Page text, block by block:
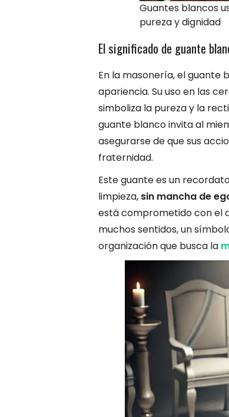
Guantes blancos
pureza y dignidad
El significado de guante
En la masonería, el guante
apariencia. Su uso en las
simboliza la pureza y la
guante blanco invita al
asegurarse de que sus
fraternidad.
Este guante es un
limpieza, sin mancha de
está comprometido con el
muchos sentidos, un
organización que busca la